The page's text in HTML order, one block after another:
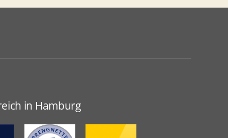
in Hamburg